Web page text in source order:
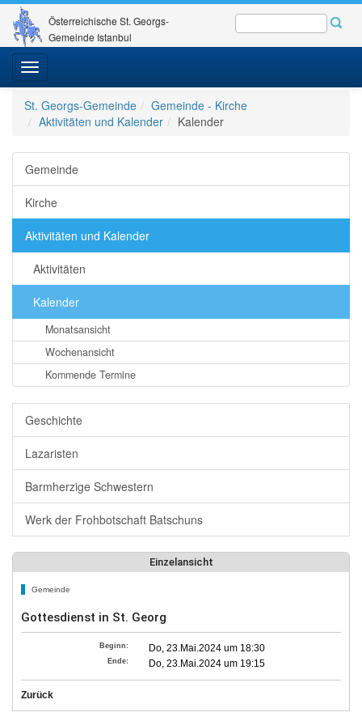
Österreichische St. Georgs-
Gemeinde Istanbul
Toggle
navigation
St. Georgs-Gemeinde
Gemeinde - Kirche
Aktivitäten und Kalender
Kalender
Gemeinde
Kirche
Aktivitäten und Kalender
Aktivitäten
Kalender
Monatsansicht
Wochenansicht
Kommende Termine
Geschichte
Lazaristen
Barmherzige Schwestern
Werk der Frohbotschaft Batschuns
Einzelansicht
Gemeinde
Gottesdienst in St. Georg
Beginn: Do, 23.Mai.2024 um 18:30
Ende: Do, 23.Mai.2024 um 19:15
Zurück